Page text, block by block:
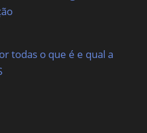
todas o que é e qual a